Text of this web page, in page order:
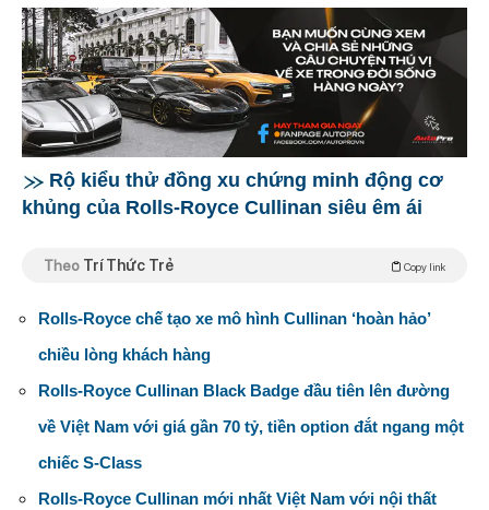
Rộ kiểu thử đồng xu chứng minh động cơ
khủng của Rolls-Royce Cullinan siêu êm ái
Theo Trí Thức Trẻ Copy link
Rolls-Royce chế tạo xe mô hình Cullinan ‘hoàn hảo’
chiều lòng khách hàng
Rolls-Royce Cullinan Black Badge đầu tiên lên đường
về Việt Nam với giá gần 70 tỷ, tiền option đắt ngang một
chiếc S-Class
Rolls-Royce Cullinan mới nhất Việt Nam với nội thất